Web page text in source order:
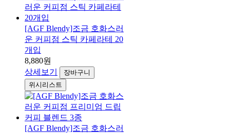
[AGF Blendy]조금 호화스러
운 커피점 스틱 카페라테 20
개입
8,880원
상세보기
장바구니
위시리스트
[AGF Blendy]조금 호화스러